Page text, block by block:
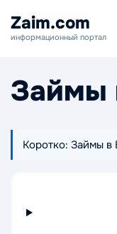
Zaim.com
информационный портал
Займы
Коротко: Займы в